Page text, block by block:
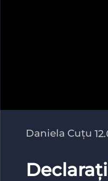
Daniela Cuțu